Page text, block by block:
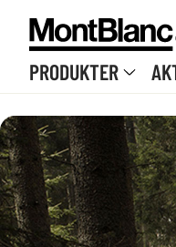
PRODUKTER